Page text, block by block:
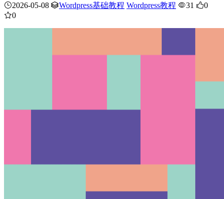
2026-05-08 Wordpress基础教程 Wordpress教程 31
0
0